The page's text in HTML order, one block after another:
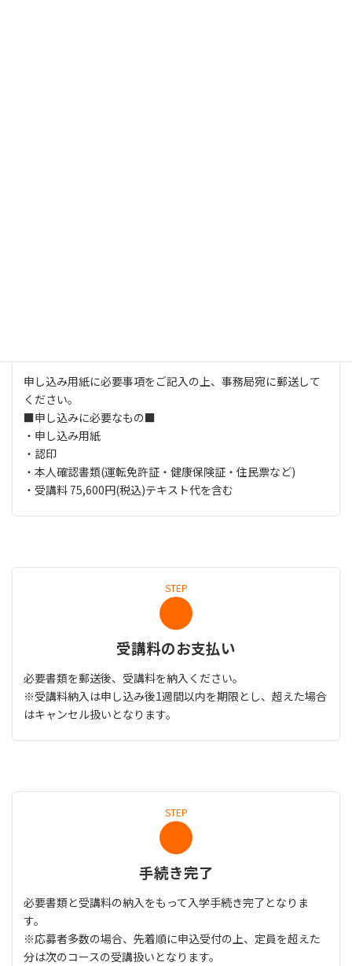
申し込み⽤紙に必要事項をご記⼊の上、事務局宛に郵送して
ください。
■申し込みに必要なもの■
・申し込み⽤紙
・認印
・本⼈確認書類(運転免許証・健康保険証・住⺠票など)
・受講料 75,600円(税込)テキスト代を含む
STEP
受講料のお⽀払い
必要書類を郵送後、受講料を納⼊ください。
※受講料納⼊は申し込み後1週間以内を期限とし、超えた場合
はキャンセル扱いとなります。
STEP
⼿続き完了
必要書類と受講料の納⼊をもって⼊学⼿続き完了となりま
す。
※応募者多数の場合、先着順に申込受付の上、定員を超えた
分は次のコースの受講扱いとなります。